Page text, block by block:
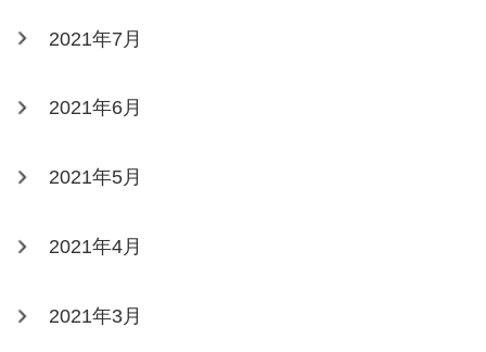
2021年7月
2021年6月
2021年5月
2021年4月
2021年3月